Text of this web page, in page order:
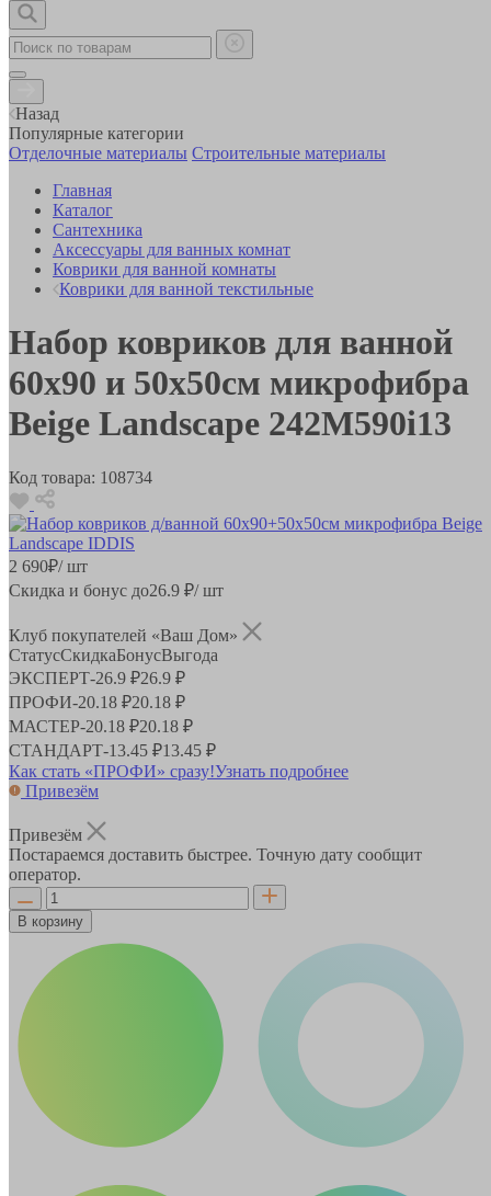
Назад
Популярные категории
Отделочные материалы Строительные материалы
Главная
Каталог
Сантехника
Аксессуары для ванных комнат
Коврики для ванной комнаты
Коврики для ванной текстильные
Набор ковриков для ванной
60х90 и 50х50см микрофибра
Beige Landscape 242M590i13
Код товара: 108734
2 690₽/ шт
Скидка и бонус до26.9 ₽/ шт
Клуб покупателей «Ваш Дом»
СтатусСкидкаБонусВыгода
ЭКСПЕРТ-26.9 ₽26.9 ₽
ПРОФИ-20.18 ₽20.18 ₽
МАСТЕР-20.18 ₽20.18 ₽
СТАНДАРТ-13.45 ₽13.45 ₽
Как стать «ПРОФИ» сразу!Узнать подробнее
Привезём
Привезём
Постараемся доставить быстрее. Точную дату сообщит
оператор.
В корзину